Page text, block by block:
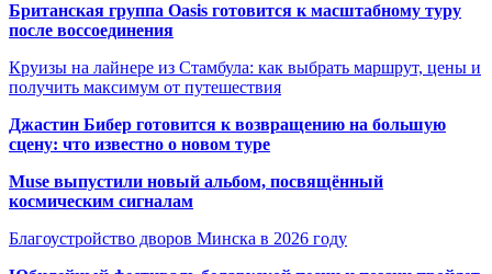
Британская группа Oasis готовится к масштабному туру
после воссоединения
Круизы на лайнере из Стамбула: как выбрать маршрут, цены и
получить максимум от путешествия
Джастин Бибер готовится к возвращению на большую
сцену: что известно о новом туре
Muse выпустили новый альбом, посвящённый
космическим сигналам
Благоустройство дворов Минска в 2026 году